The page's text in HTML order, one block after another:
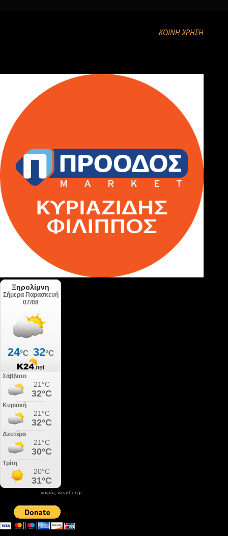
ΚΟΙΝΉ ΧΡΉΣΗ
καιρός weather.gr